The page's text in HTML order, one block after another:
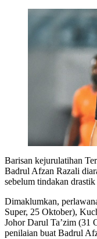
Barisan kejurulatihan
Badrul Afzan Razali
sebelum tindakan
Dimaklumkan,
Super, 25 Oktober),
Johor Darul Ta’zim (31
penilaian buat Badrul